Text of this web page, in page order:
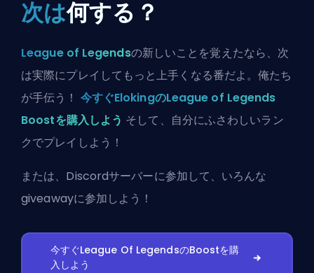
次は何する？
League of Legendsの新しいことを覚えたなら、次
は実際にプレイしてもっと上手くなる番だよ。俺たち
が手伝う！ 今すぐElokingのLeague of Legends
Boostを購入しよう そして、自分にふさわしいラン
クでプレイしよう！
または、 Discordサーバーに参加して、いろんな
giveawayに参加しよう！
今すぐLeague Of LegendsのBoostを購
入しよう